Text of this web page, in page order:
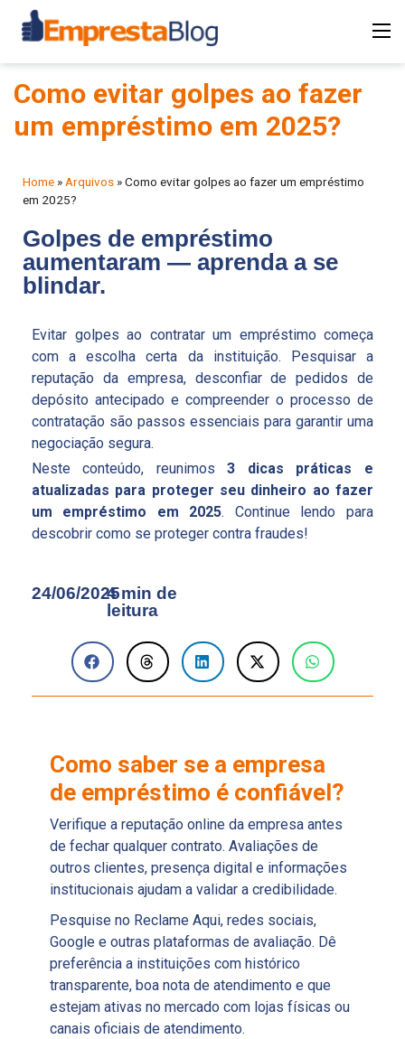
Como evitar golpes ao fazer
um empréstimo em 2025?
Home » Arquivos »Como evitar golpes ao fazer um empréstimo
em 2025?
Golpes de empréstimo
aumentaram — aprenda a se
blindar.
Evitar golpes ao contratar um empréstimo começa
com a escolha certa da instituição. Pesquisar a
reputação da empresa, desconfiar de pedidos de
depósito antecipado e compreender o processo de
contratação são passos essenciais para garantir uma
negociação segura.
Neste conteúdo, reunimos 3 dicas práticas e
atualizadas para proteger seu dinheiro ao fazer
um empréstimo em 2025. Continue lendo para
descobrir como se proteger contra fraudes!
24/06/20254 min de
leitura
Como saber se a empresa
de empréstimo é confiável?
Verifique a reputação online da empresa antes
de fechar qualquer contrato. Avaliações de
outros clientes, presença digital e informações
institucionais ajudam a validar a credibilidade.
Pesquise no Reclame Aqui, redes sociais,
Google e outras plataformas de avaliação. Dê
preferência a instituições com histórico
transparente, boa nota de atendimento e que
estejam ativas no mercado com lojas físicas ou
canais oficiais de atendimento.